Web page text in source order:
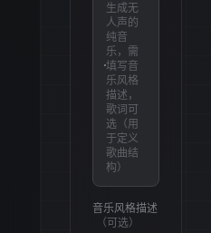
生成无
人声的
纯音
乐，需
填写音
乐风格
描述，
歌词可
选（用
于定义
歌曲结
构）
音乐风格描述
（可选）